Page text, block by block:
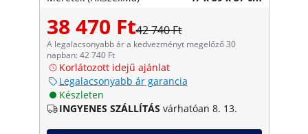
38 470 Ft42 740 Ft
A legalacsonyabb ár a kedvezményt megelőző 30
napban: 42 740 Ft
Korlátozott idejű ajánlat
Legalacsonyabb ár garancia
Készleten
INGYENES SZÁLLÍTÁS várhatóan 8. 13.